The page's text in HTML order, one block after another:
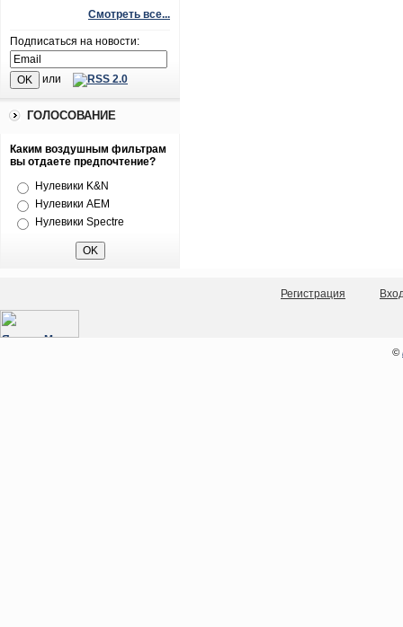
Смотреть все...
Подписаться на новости:
или
ГОЛОСОВАНИЕ
Каким воздушным фильтрам
вы отдаете предпочтение?
Нулевики K&N
Нулевики AEM
Нулевики Spectre
Регистрация
©